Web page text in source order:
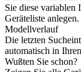
Sie diese variablen
Geräteliste anlegen.
Modellverlauf
Die letzten
automatisch in
Wußten Sie schon?